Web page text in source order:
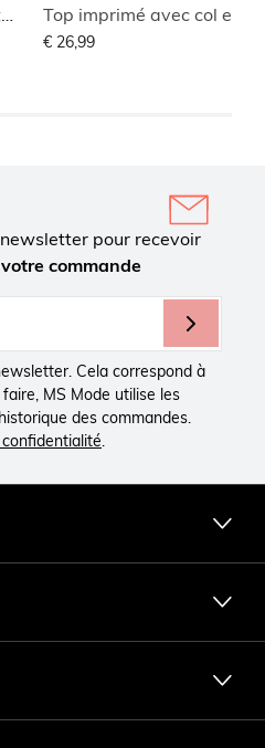
€ 26,99
pour recevoir
commande
Cela correspond à
MS Mode utilise les
des commandes.
.